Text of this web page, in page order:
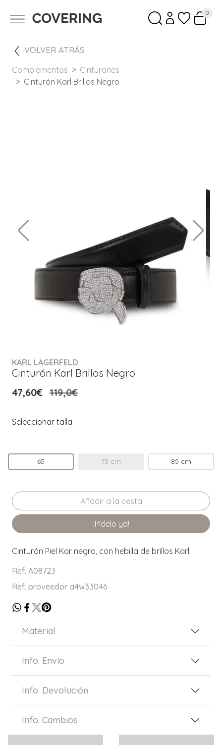
0
VOLVER ATRÁS
Complementos
Cinturones
Cinturón Karl Brillos Negro
KARL LAGERFELD
Cinturón Karl Brillos Negro
47,60€ 119,0€
Seleccionar talla
65 75 cm 85 cm
¡Pídelo ya!
Cinturón Piel Kar negro, con hebilla de brillos Karl.
Ref. A08723
Ref. proveedor a4w33046
Material
Info. Envío
Info. Devolución
Info. Cambios